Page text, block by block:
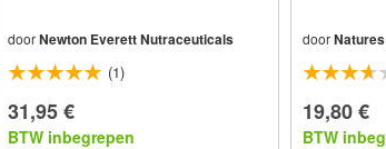
doorNewton Everett Nutraceuticals
(1)
31,95 €
BTW inbegrepen
door
19,80 €
BTW